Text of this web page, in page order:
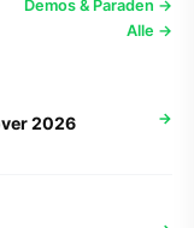
Demos & Paraden →
Alle →
2026 →